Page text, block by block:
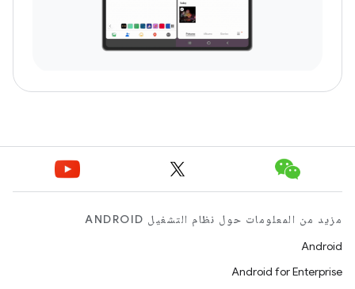
مزيد من المعلومات حول نظام التشغيل ANDROID
Android
Android for Enterprise